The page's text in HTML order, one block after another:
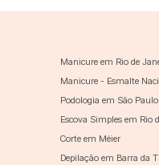
Manicure em Rio de
Manicure - Esmalte
Podologia em São Paulo
Escova Simples em Rio
Corte em Méier
Depilação em Barra da